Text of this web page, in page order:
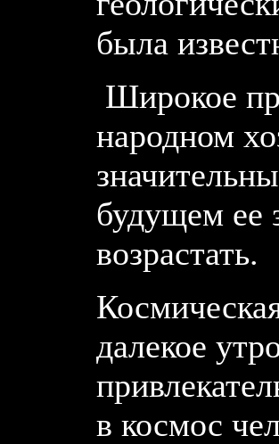
была
Широкое
народном
будущем ее
возрастать.
далекое
в космос